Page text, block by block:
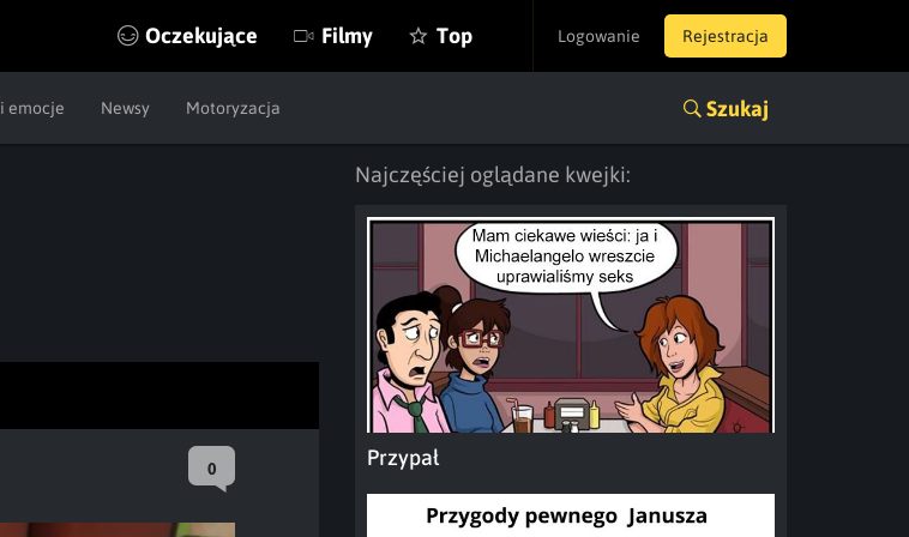
Logowanie Rejestracja
Oczekujące Filmy Top
emocje Newsy Motoryzacja Szukaj
0
Najczęściej oglądane kwejki:
Przypał